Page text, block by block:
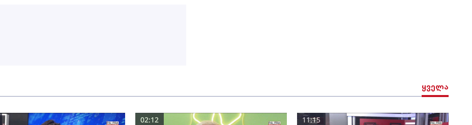
ყველა
02:12 11:15